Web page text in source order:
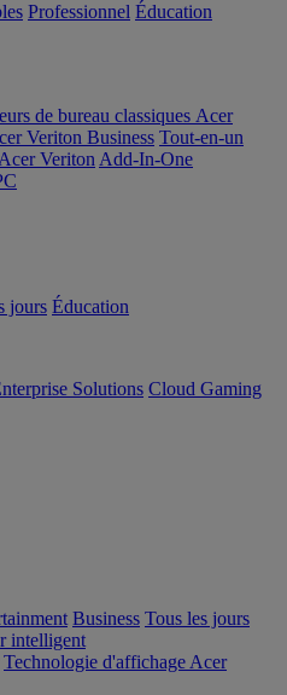
Professionnel Éducation
de bureau classiques Acer
Veriton Business Tout-en-un
Veriton Add-In-One
jours Éducation
Solutions Cloud Gaming
Business Tous les jours
intelligent
Technologie d'affichage Acer